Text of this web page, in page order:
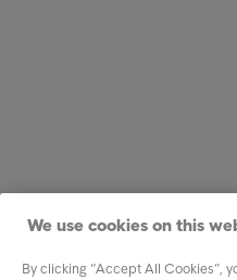
We use cookies on this
By clicking “Accept All Cookies”,